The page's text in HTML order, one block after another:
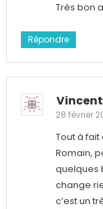
Très bon
Répondre
Vincent
28 février
Tout à
Romain,
quelques
change
c’est un